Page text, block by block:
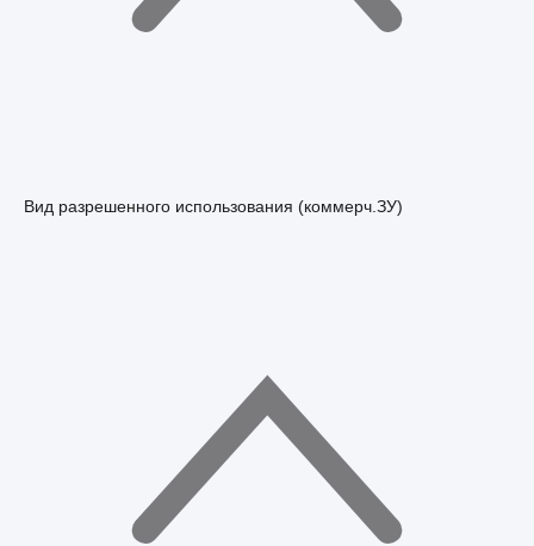
Вид разрешенного использования (коммерч.ЗУ)